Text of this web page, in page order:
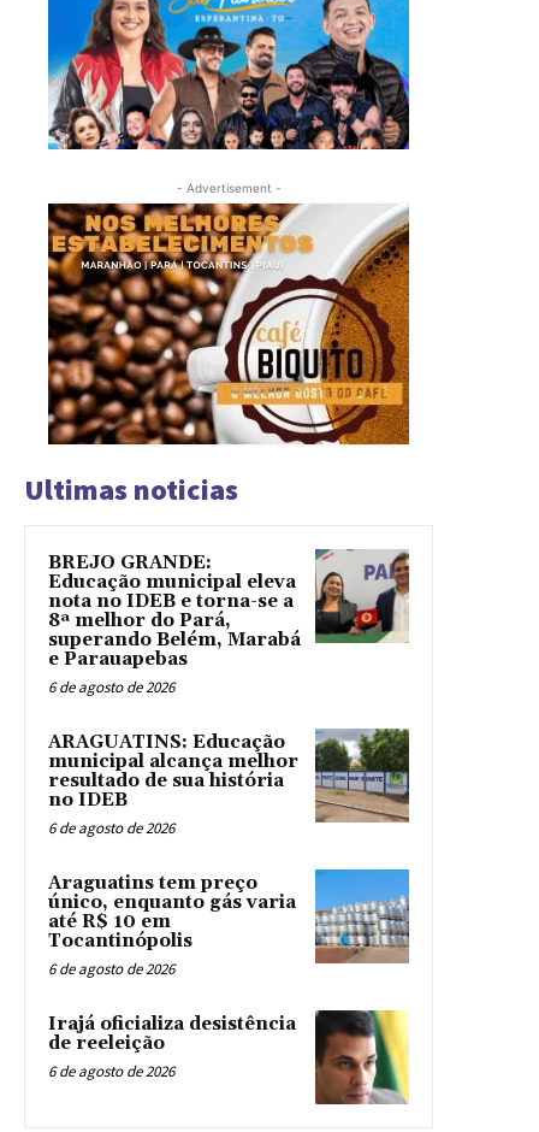
- Advertisement -
Ultimas noticias
BREJO GRANDE:
Educação municipal eleva
nota no IDEB e torna-se a
8ª melhor do Pará,
superando Belém, Marabá
e Parauapebas
6 de agosto de 2026
ARAGUATINS: Educação
municipal alcança melhor
resultado de sua história
no IDEB
6 de agosto de 2026
Araguatins tem preço
único, enquanto gás varia
até R$ 10 em
Tocantinópolis
6 de agosto de 2026
Irajá oficializa desistência
de reeleição
6 de agosto de 2026